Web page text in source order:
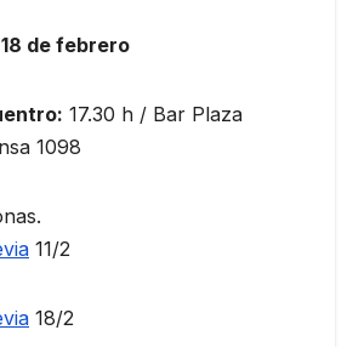
de febrero
17.30 h / Bar Plaza
1098
11/2
18/2